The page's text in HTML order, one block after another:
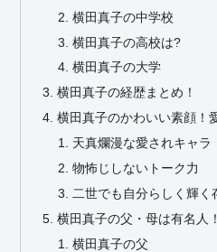
横田真子の中学校
横田真子の高校は?
横田真子の大学
横田真子の経歴まとめ！
横田真子のかわいい素顔！
天真爛漫な愛されキャラ
物怖じしないトーク力
二世でも自分らしく輝く
横田真子の父・母は有名人！
横田真子の父